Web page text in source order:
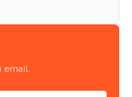
email.